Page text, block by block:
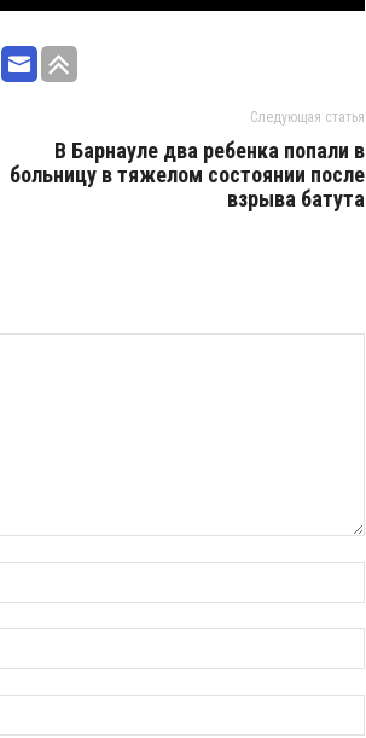
Следующая статья
В Барнауле два ребенка попали в
больницу в тяжелом состоянии после
взрыва батута